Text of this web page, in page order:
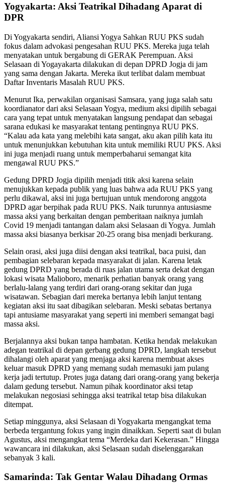
Yogyakarta: Aksi Teatrikal Dihadang Aparat di
DPR
Di Yogyakarta sendiri, Aliansi Yogya Sahkan RUU PKS sudah
fokus dalam advokasi pengesahan RUU PKS. Mereka juga telah
menyatakan untuk bergabung di GERAK Perempuan. Aksi
Selasaan di Yogayakarta dilakukan di depan DPRD Jogja di jam
yang sama dengan Jakarta. Mereka ikut terlibat dalam membuat
Daftar Inventaris Masalah RUU PKS.
Menurut Ika, perwakilan organisasi Samsara, yang juga salah satu
koordianator dari aksi Selasaan Yogya, medium aksi dipilih sebagai
cara yang tepat untuk menyatakan langsung pendapat dan sebagai
sarana edukasi ke masyarakat tentang pentingnya RUU PKS.
“Kalau ada kata yang melebihi kata sangat, aku akan pilih kata itu
untuk menunjukkan kebutuhan kita untuk memiliki RUU PKS. Aksi
ini juga menjadi ruang untuk memperbaharui semangat kita
mengawal RUU PKS.”
Gedung DPRD Jogja dipilih menjadi titik aksi karena selain
menujukkan kepada publik yang luas bahwa ada RUU PKS yang
perlu dikawal, aksi ini juga bertujuan untuk mendorong anggota
DPRD agar berpihak pada RUU PKS. Naik turunnya antusiasme
massa aksi yang berkaitan dengan pemberitaan naiknya jumlah
Covid 19 menjadi tantangan dalam aksi Selasaan di Yogya. Jumlah
massa aksi biasanya berkisar 20-25 orang bisa menjadi berkurang.
Selain orasi, aksi juga diisi dengan aksi teatrikal, baca puisi, dan
pembagian selebaran kepada masyarakat di jalan. Karena letak
gedung DPRD yang berada di ruas jalan utama serta dekat dengan
lokasi wisata Malioboro, menarik perhatian banyak orang yang
berlalu-lalang yang terdiri dari orang-orang sekitar dan juga
wisatawan. Sebagian dari mereka bertanya lebih lanjut tentang
kegiatan aksi itu saat dibagikan selebaran. Meski sebatas bertanya
tapi antusiame masyarakat yang seperti ini memberi semangat bagi
massa aksi.
Berjalannya aksi bukan tanpa hambatan. Ketika hendak melakukan
adegan teatrikal di depan gerbang gedung DPRD, langkah tersebut
dihalangi oleh aparat yang menjaga aksi karena membuat akses
keluar masuk DPRD yang memang sudah memasuki jam pulang
kerja jadi tertutup. Protes juga datang dari orang-orang yang bekerja
dalam gedung tersebut. Namun pihak koordinator aksi tetap
melakukan negosiasi sehingga aksi teatrikal tetap bisa dilakukan
ditempat.
Setiap minggunya, aksi Selasaan di Yogyakarta mengangkat tema
berbeda tergantung fokus yang ingin dinaikkan. Seperti saat di bulan
Agustus, aksi mengangkat tema “Merdeka dari Kekerasan.” Hingga
wawancara ini dilakukan, aksi Selasaan sudah diselenggarakan
sebanyak 3 kali.
Samarinda: Tak Gentar Walau Dihadang Ormas